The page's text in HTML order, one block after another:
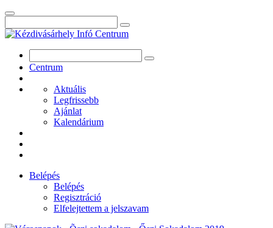
Centrum
Aktuális
Legfrissebb
Ajánlat
Kalendárium
Belépés
Belépés
Regisztráció
Elfelejtettem a jelszavam